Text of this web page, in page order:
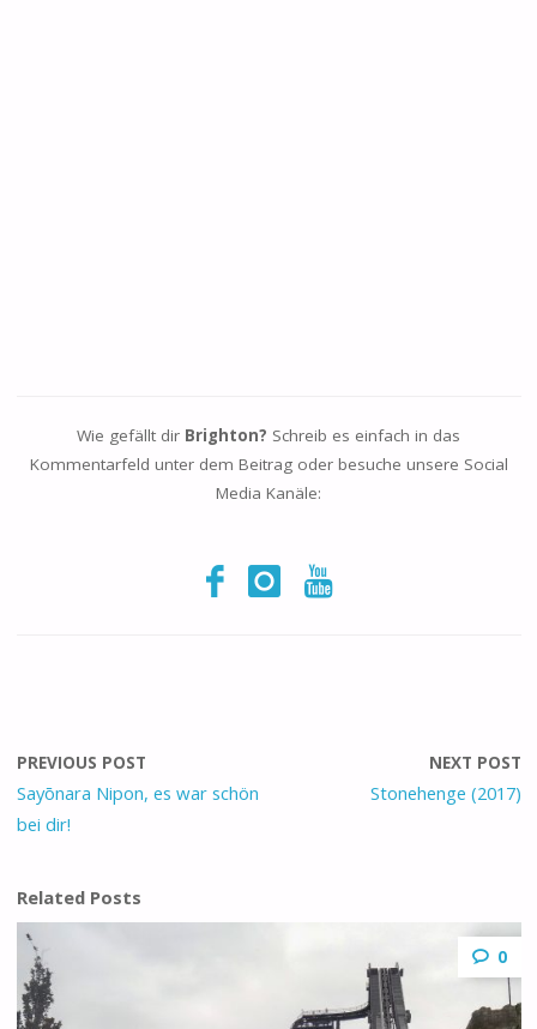
Wie gefällt dir Brighton? Schreib es einfach in das
Kommentarfeld unter dem Beitrag oder besuche unsere Social
Media Kanäle:
PREVIOUS POST
Sayōnara Nipon, es war schön
bei dir!
NEXT POST
Stonehenge (2017)
Related Posts
0